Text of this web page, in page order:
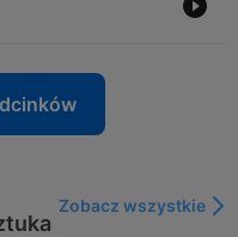
Zobacz wszystkie